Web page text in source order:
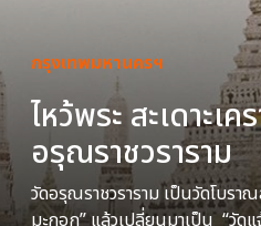
กรุงเทพมหานครฯ
ไหว้พระ สะเดาะเ
อรุณราชวราราม
วัดอรุณราชวราราม เป็นวัดโบรา
มะกอก” แล้วเปลี่ยนมาเป็น “วัด